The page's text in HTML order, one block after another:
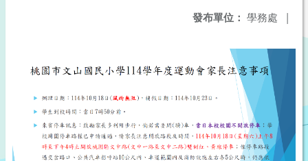
發布單位： 學務處 |